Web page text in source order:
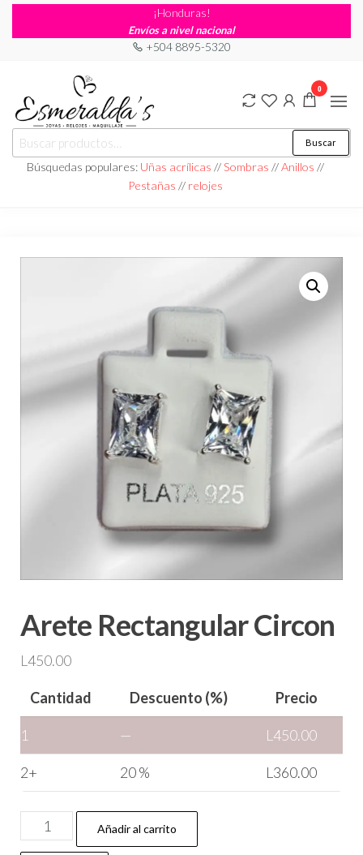
¡Honduras!
Envíos a nivel nacional
+504 8895-5320
Joyería
Esmeraldas
Joyería |
Maquillaje
|
Relojería
Buscar
Búsquedas populares: Uñas acrílicas //Sombras //Anillos //
Pestañas // relojes
0
Arete Rectangular Circon
L 450.00
Cantidad Descuento (%) Precio
1 — L 450.00
2+ 20 % L 360.00
Añadir al carrito